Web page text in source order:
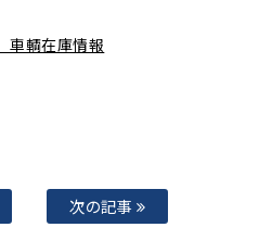
輌在庫情報
次の記事